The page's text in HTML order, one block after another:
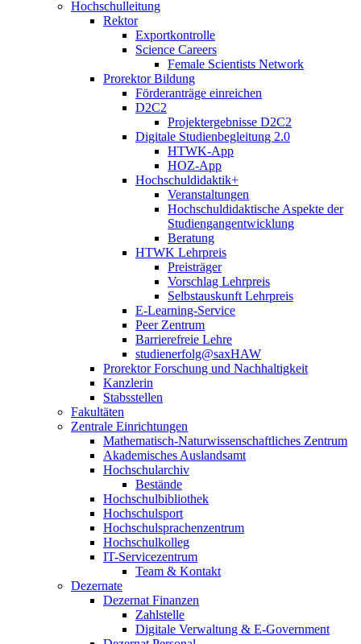
Hochschulleitung
Rektor
Exportkontrolle
Science Careers
Female Scientists Network
Prorektor Bildung
Förderanträge einreichen
D2C2
Projektergebnisse D2C2
Digitale Studienbegleitung 2.0
HTWK-App
HOZ-App
Hochschuldidaktik+
Veranstaltungen
Hochschuldidaktische Aspekte der
Studiengangentwicklung
Beratung
HTWK Lehrpreis
Preisträger
Vorschlag Lehrpreis
Selbstauskunft Lehrpreis
E-Learning-Service
Peer Zentrum
Barrierefreie Lehre
studienerfolg@saxHAW
Prorektor Forschung und Nachhaltigkeit
Kanzlerin
Stabsstellen
Fakultäten
Zentrale Einrichtungen
Mathematisch-Naturwissenschaftliches Zentrum
Akademisches Auslandsamt
Hochschularchiv
Bestände
Hochschulbibliothek
Hochschulsport
Hochschulsprachenzentrum
Hochschulkolleg
IT-Servicezentrum
Team & Kontakt
Dezernate
Dezernat Finanzen
Zahlstelle
Digitale Verwaltung & E-Government